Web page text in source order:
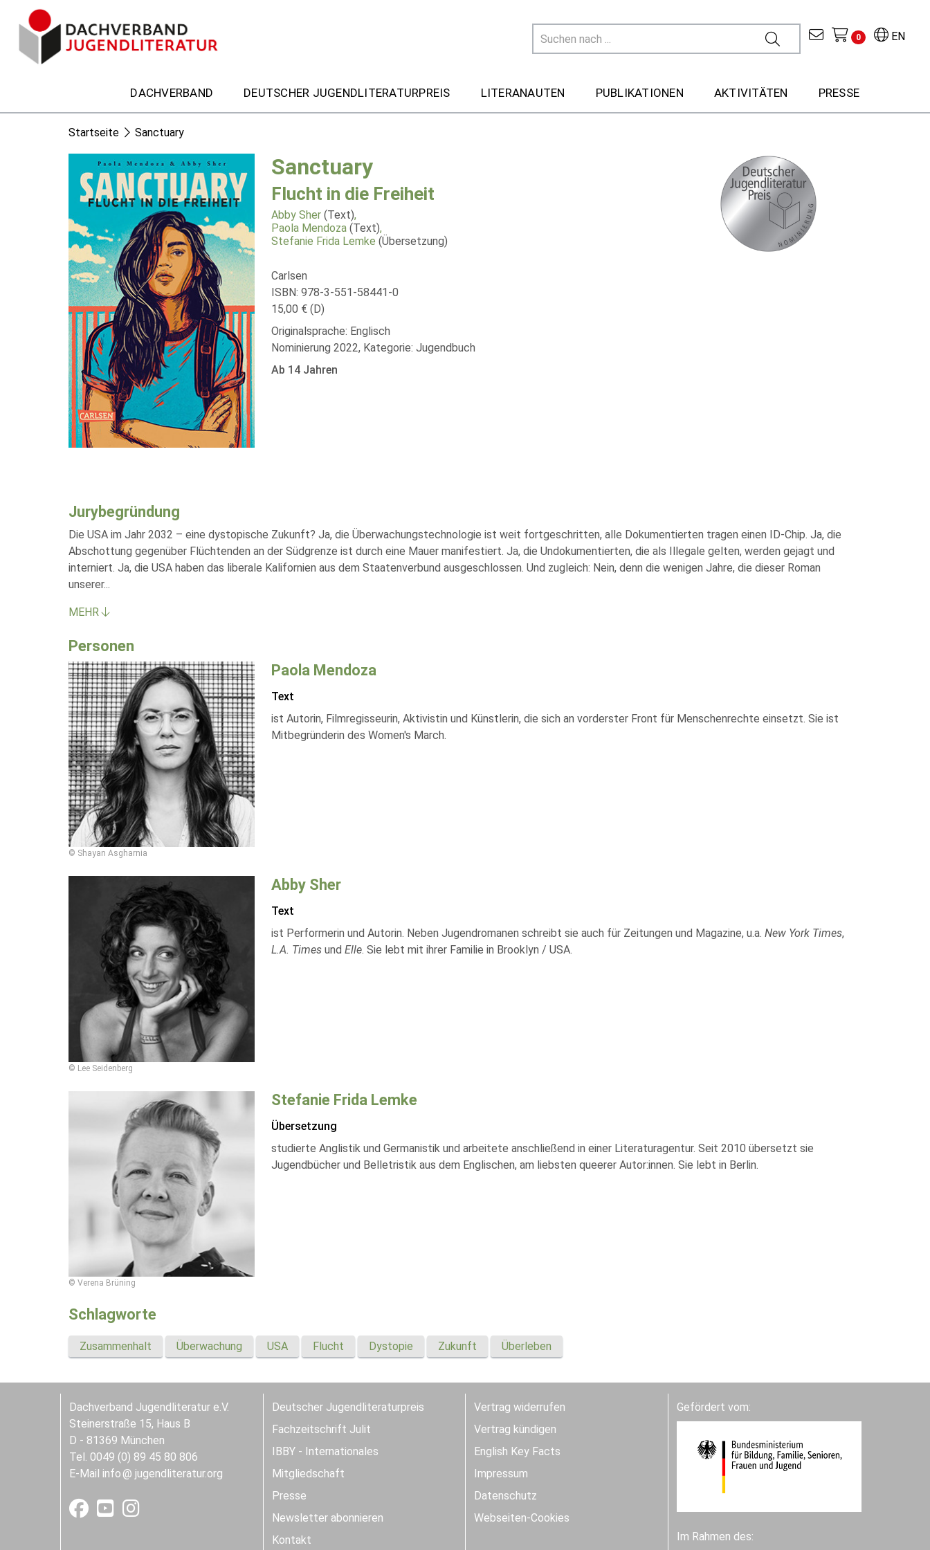
EN
0
DACHVERBAND DEUTSCHER JUGENDLITERATURPREIS LITERANAUTEN PUBLIKATIONEN AKTIVITÄTEN PRESSE
Startseite Sanctuary
Sanctuary
Flucht in die Freiheit
Abby Sher (Text),
Paola Mendoza (Text),
Stefanie Frida Lemke (Übersetzung)
Carlsen
ISBN: 978-3-551-58441-0
15,00 € (D)
Originalsprache: Englisch
Nominierung 2022, Kategorie: Jugendbuch
Ab 14 Jahren
Jurybegründung
Die USA im Jahr 2032 – eine dystopische Zukunft? Ja, die Überwachungstechnologie ist weit fortgeschritten, alle Dokumentierten tragen einen ID-Chip. Ja, die
Abschottung gegenüber Flüchtenden an der Südgrenze ist durch eine Mauer manifestiert. Ja, die Undokumentierten, die als Illegale gelten, werden gejagt und
interniert. Ja, die USA haben das liberale Kalifornien aus dem Staatenverbund ausgeschlossen. Und zugleich: Nein, denn die wenigen Jahre, die dieser Roman
unserer...
MEHR
Personen
© Shayan Asgharnia
Paola Mendoza
Text
ist Autorin, Filmregisseurin, Aktivistin und Künstlerin, die sich an vorderster Front für Menschenrechte einsetzt. Sie ist
Mitbegründerin des Women's March.
© Lee Seidenberg
Abby Sher
Text
ist Performerin und Autorin. Neben Jugendromanen schreibt sie auch für Zeitungen und Magazine, u.a. New York Times,
L.A. Timesund Elle. Sie lebt mit ihrer Familie in Brooklyn / USA.
© Verena Brüning
Stefanie Frida Lemke
Übersetzung
studierte Anglistik und Germanistik und arbeitete anschließend in einer Literaturagentur. Seit 2010 übersetzt sie
Jugendbücher und Belletristik aus dem Englischen, am liebsten queerer Autor:innen. Sie lebt in Berlin.
Schlagworte
Zusammenhalt Überwachung USA Flucht Dystopie Zukunft Überleben
Dachverband Jugendliteratur e.V.
Steinerstraße 15, Haus B
D - 81369 München
Tel. 0049 (0) 89 45 80 806
E-Mail info jugendliteratur.org
Deutscher Jugendliteraturpreis
Fachzeitschrift Julit
IBBY - Internationales
Mitgliedschaft
Presse
Newsletter abonnieren
Kontakt
Vertrag widerrufen
Vertrag kündigen
English Key Facts
Impressum
Datenschutz
Webseiten-Cookies
Gefördert vom:
Im Rahmen des: